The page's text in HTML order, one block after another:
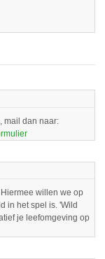
mail dan naar:
willen we op
in het spel is. 'Wild
je leefomgeving op